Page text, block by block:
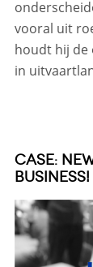
vooral uit
houdt hij de
in
CASE:
BUSINESS!